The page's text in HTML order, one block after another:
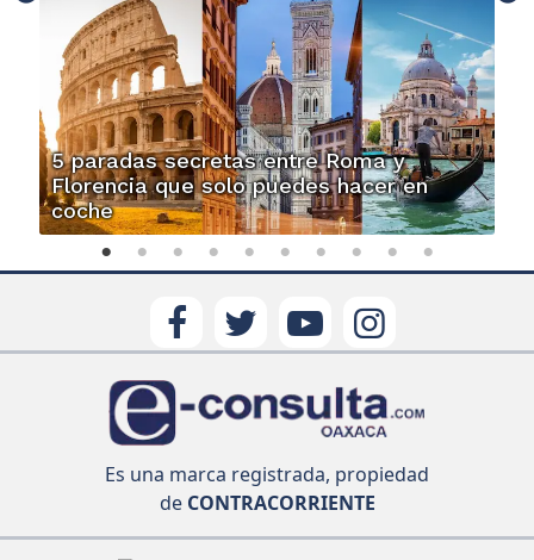
5 paradas secretas entre Roma y
Florencia que solo puedes hacer en
coche
Es una marca registrada, propiedad
deCONTRACORRIENTE